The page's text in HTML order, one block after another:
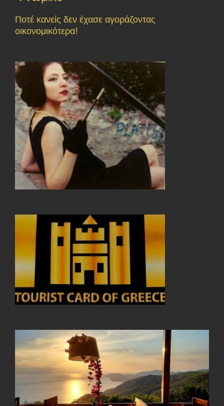
Ποτέ κανείς δεν έχασε αγοράζοντας
οικονομικότερα!